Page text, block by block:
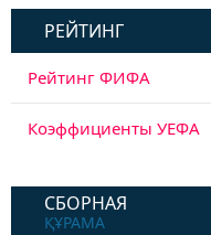
РЕЙТИНГ
Рейтинг ФИФА
Коэффициенты УЕФА
СБОРНАЯ
ҚҰРАМА